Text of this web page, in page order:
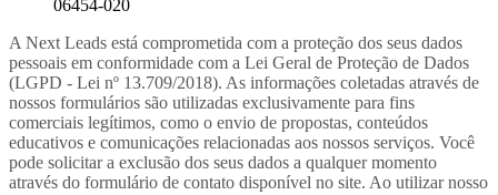
06454-020
A Next Leads está comprometida com a proteção dos seus dados
pessoais em conformidade com a Lei Geral de Proteção de Dados
(LGPD - Lei nº 13.709/2018). As informações coletadas através de
nossos formulários são utilizadas exclusivamente para fins
comerciais legítimos, como o envio de propostas, conteúdos
educativos e comunicações relacionadas aos nossos serviços. Você
pode solicitar a exclusão dos seus dados a qualquer momento
através do formulário de contato disponível no site. Ao utilizar nosso